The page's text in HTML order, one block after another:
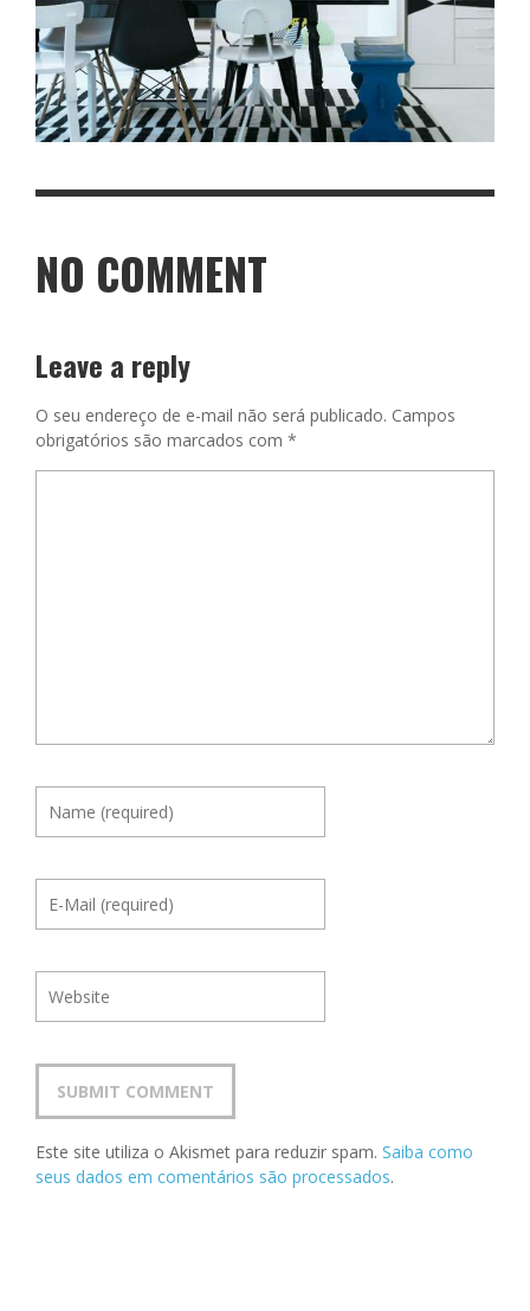
NO COMMENT
Leave a reply
O seu endereço de e-mail não será publicado. Campos
obrigatórios são marcados com *
Este site utiliza o Akismet para reduzir spam. Saiba como
seus dados em comentários são processados.